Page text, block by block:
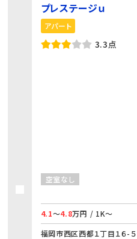
プレステージｕ
アパート
3.3点
空室なし
4.1～4.8万円 / 1K～
福岡市西区西都１丁目１６-５